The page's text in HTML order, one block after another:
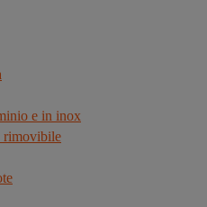
e in inox
rimovibile